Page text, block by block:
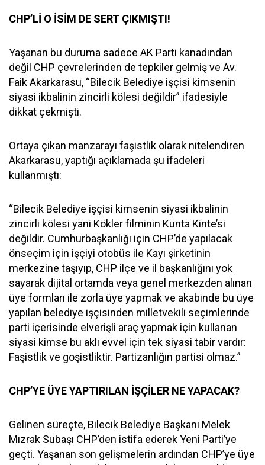
CHP’Lİ O İSİM DE SERT ÇIKMIŞTI!
Yaşanan bu duruma sadece AK Parti kanadından
değil CHP çevrelerinden de tepkiler gelmiş ve Av.
Faik Akarkarasu, “Bilecik Belediye işçisi kimsenin
siyasi ikbalinin zincirli kölesi değildir” ifadesiyle
dikkat çekmişti.
Ortaya çıkan manzarayı faşistlik olarak nitelendiren
Akarkarasu, yaptığı açıklamada şu ifadeleri
kullanmıştı:
“Bilecik Belediye işçisi kimsenin siyasi ikbalinin
zincirli kölesi yani Kökler filminin Kunta Kinte’si
değildir. Cumhurbaşkanlığı için CHP’de yapılacak
önseçim için işçiyi otobüs ile Kayı şirketinin
merkezine taşıyıp, CHP ilçe ve il başkanlığını yok
sayarak dijital ortamda veya genel merkezden alınan
üye formları ile zorla üye yapmak ve akabinde bu üye
yapılan belediye işçisinden milletvekili seçimlerinde
parti içerisinde elverişli araç yapmak için kullanan
siyasi kimse bu aklı evvel için tek siyasi tabir vardır:
Faşistlik ve goşistliktir. Partizanlığın partisi olmaz.”
CHP’YE ÜYE YAPTIRILAN İŞÇİLER NE YAPACAK?
Gelinen süreçte, Bilecik Belediye Başkanı Melek
Mızrak Subaşı CHP’den istifa ederek Yeni Parti’ye
geçti. Yaşanan son gelişmelerin ardından CHP’ye üye